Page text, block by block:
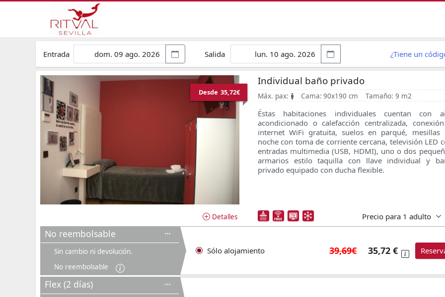
Entrada Salida ¿Tiene un
Desde 35,72€
Detalles
Individual baño privado
Máx. pax: Cama: 90x190 cm Tamaño: 9 m2
Éstas habitaciones individuales cuentan con
acondicionado o calefacción centralizada,
internet WiFi gratuita, suelos en parqué, mesillas
noche con toma de corriente cercana, televisión LED
entradas multimedia (USB, HDMI), uno o dos
armarios estilo taquilla con llave individual y
privado equipado con ducha flexible.
Precio para1 adulto
No reembolsable
Sin cambio ni devolución.
No reembolsable
Sólo alojamiento 39,69€ 35,72 €
Flex (2 días)